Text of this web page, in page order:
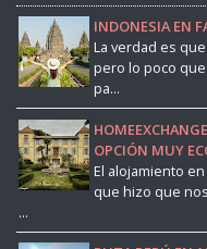
INDONESIA EN
La verdad es
pero lo poco
pa...
OPCIÓN MUY
El alojamiento
que hizo que
...